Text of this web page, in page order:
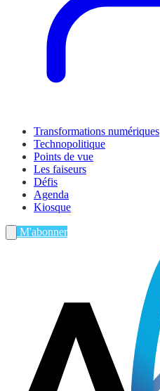
Transformations numériques
Technopolitique
Points de vue
Les faiseurs
Défis
Agenda
Kiosque
M'abonner